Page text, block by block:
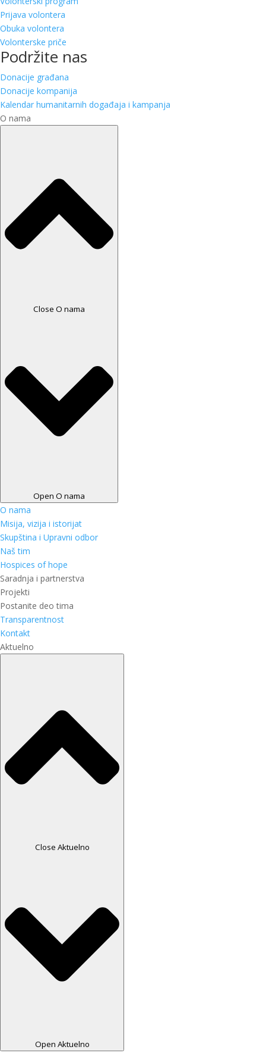
Prijava volontera
Obuka volontera
Volonterske priče
Podržite nas
Donacije građana
Donacije kompanija
Kalendar humanitarnih događaja i kampanja
O nama
Close O nama
Open O nama
O nama
Misija, vizija i istorijat
Skupština i Upravni odbor
Naš tim
Hospices of hope
Saradnja i partnerstva
Projekti
Postanite deo tima
Transparentnost
Kontakt
Aktuelno
Close Aktuelno
Open Aktuelno